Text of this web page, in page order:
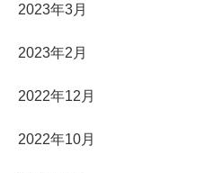
2023年3月
2023年2月
2022年12月
2022年10月